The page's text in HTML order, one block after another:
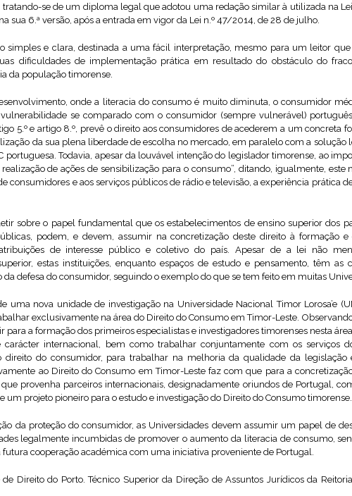
tratando-se de um diploma legal que adotou uma redação similar à utilizada na
sua 6.ª versão, após a entrada em vigor da Lei n.º 47/2014, de 28 de julho.
simples e clara, destinada a uma fácil interpretação, mesmo para um leitor
dificuldades de implementação prática em resultado do obstáculo do
da população timorense.
onde a literacia do consumo é muito diminuta, o consumidor
se comparado com o consumidor (sempre vulnerável)
5.º e artigo 8.º, prevê o direito aos consumidores de acederem a um concreta
da sua plena liberdade de escolha no mercado, em paralelo com a solução
portuguesa. Todavia, apesar da louvável intenção do legislador timorense, ao
de ações de sensibilização para o consumo”, ditando, igualmente,
consumidores e aos serviços públicos de rádio e televisão, a experiência prática
sobre o papel fundamental que os estabelecimentos de ensino superior dos
podem, e devem, assumir na concretização deste direito à formação e
de interesse público e coletivo do país. Apesar de a lei não
estas instituições, enquanto espaços de estudo e pensamento, têm as
defesa do consumidor, seguindo o exemplo do que se tem feito em muitas
uma nova unidade de investigação na Universidade Nacional Timor Lorosa’e
exclusivamente na área do Direito do Consumo em Timor-Leste.
para a formação dos primeiros especialistas e investigadores timorenses nesta
carácter internacional, bem como trabalhar conjuntamente com os serviços
direito do consumidor, para trabalhar na melhoria da qualidade da
ao Direito do Consumo em Timor-Leste faz com que para a
provenha parceiros internacionais, designadamente oriundos de Portugal,
um projeto pioneiro para o estudo e investigação do Direito do Consumo timorense.
da proteção do consumidor, as Universidades devem assumir um papel de
legalmente incumbidas de promover o aumento da literacia de consumo,
cooperação académica com uma iniciativa proveniente de Portugal.
Direito do Porto. Técnico Superior da Direção de Assuntos Jurídicos da